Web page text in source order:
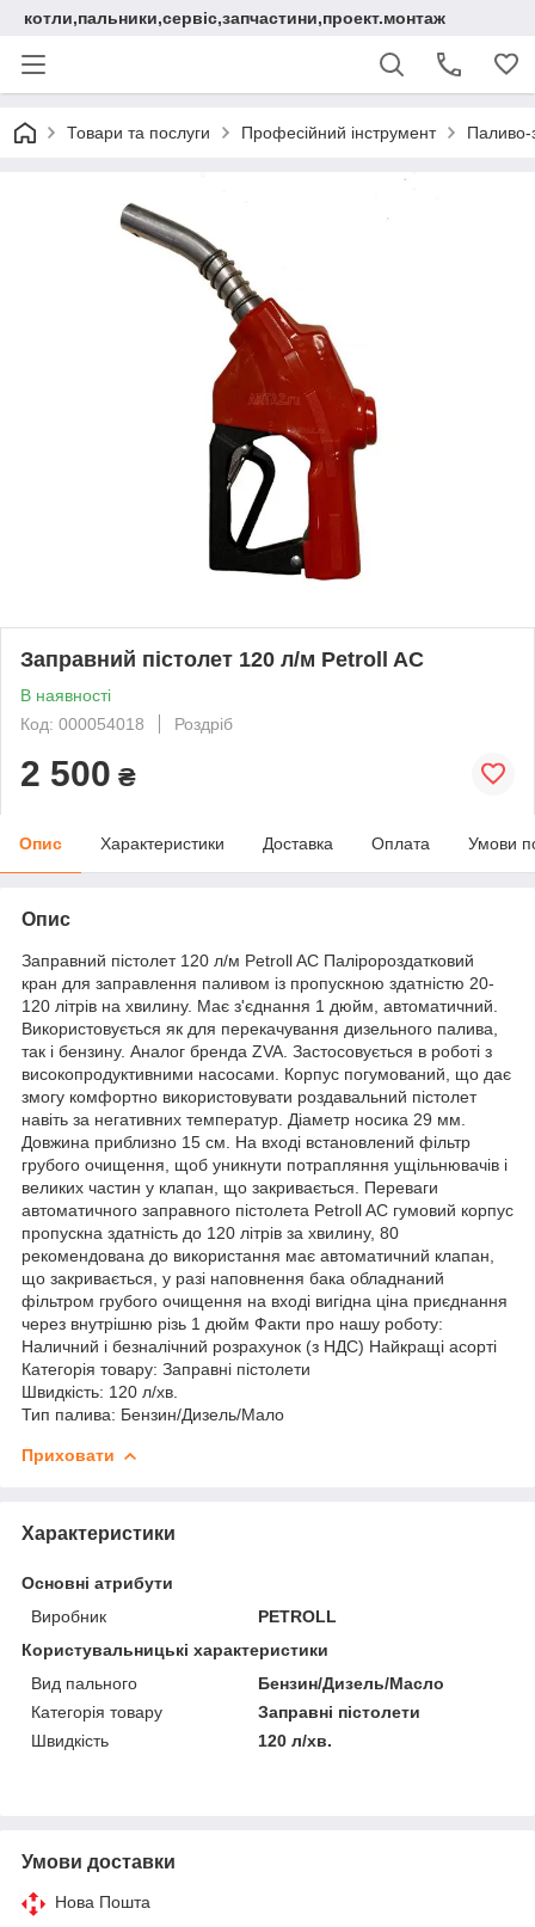
котли,пальники,сервіс,запчастини,проект.монтаж
Товари та послуги Професійний інструмент Паливо-
Заправний пістолет 120 л/м Petroll AC
В наявності
Код: 000054018
Роздріб
2 500 ₴
Опис Характеристики Доставка Оплата Умови
Опис
Заправний пістолет 120 л/м Petroll AC Паліророздатковий
кран для заправлення паливом із пропускною здатністю 20-
120 літрів на хвилину. Має з'єднання 1 дюйм, автоматичний.
Використовується як для перекачування дизельного палива,
так і бензину. Аналог бренда ZVA. Застосовується в роботі з
високопродуктивними насосами. Корпус погумований, що дає
змогу комфортно використовувати роздавальний пістолет
навіть за негативних температур. Діаметр носика 29 мм.
Довжина приблизно 15 см. На вході встановлений фільтр
грубого очищення, щоб уникнути потрапляння ущільнювачів і
великих частин у клапан, що закривається. Переваги
автоматичного заправного пістолета Petroll AC гумовий корпус
пропускна здатність до 120 літрів за хвилину, 80
рекомендована до використання має автоматичний клапан,
що закривається, у разі наповнення бака обладнаний
фільтром грубого очищення на вході вигідна ціна приєднання
через внутрішню різь 1 дюйм Факти про нашу роботу:
Наличний і безналічний розрахунок (з НДС) Найкращі асорті
Категорія товару: Заправні пістолети
Швидкість: 120 л/хв.
Тип палива: Бензин/Дизель/Мало
Приховати
Характеристики
Основні атрибути
Виробник
PETROLL
Користувальницькі характеристики
Вид пального
Бензин/Дизель/Масло
Категорія товару
Заправні пістолети
Швидкість
120 л/хв.
Умови доставки
Нова Пошта